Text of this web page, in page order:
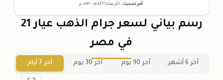
آخر تحديث : الأربعاء ٠٥ /٠٨/٢٠٢٦ - ٠٨:٢٣م
رسم بياني لسعر جرام الذهب عيار 21
في مصر
آخر 6 أشهر آخر 90 يوم آخر 30 يوم آخر 7 أيام